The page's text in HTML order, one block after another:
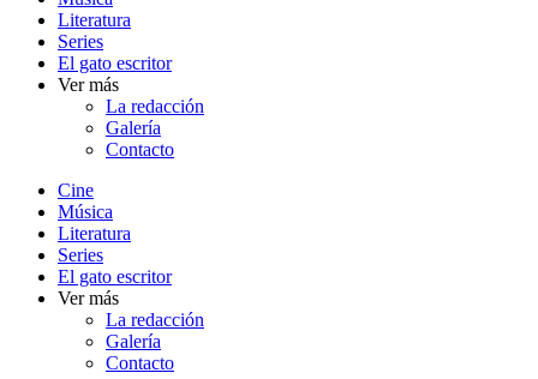
Literatura
Series
El gato escritor
Ver más
La redacción
Galería
Contacto
Cine
Música
Literatura
Series
El gato escritor
Ver más
La redacción
Galería
Contacto